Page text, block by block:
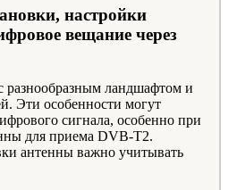
настройки
вещание через
разнообразным ландшафтом и
Эти особенности могут
сигнала, особенно при
для приема DVB-T2.
антенны важно учитывать